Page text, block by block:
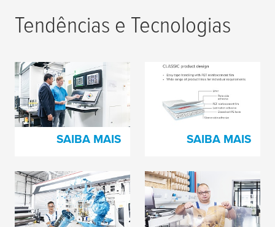
Tendências e Tecnologias
Como fazer um
registro perfeito na
impressão
SAIBA MAIS
O segredo por trás de
toda impressora feliz?
SAIBA MAIS
Tentando resolver
problemas de
perfuração?
Clichê se danifica de
muitas formas